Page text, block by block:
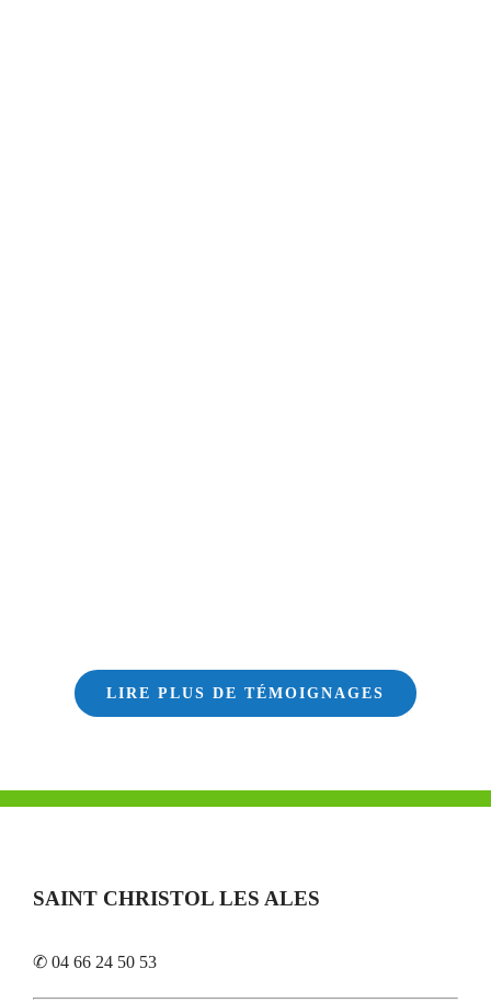
LIRE PLUS DE TÉMOIGNAGES
SAINT CHRISTOL LES ALES
✆ 04 66 24 50 53